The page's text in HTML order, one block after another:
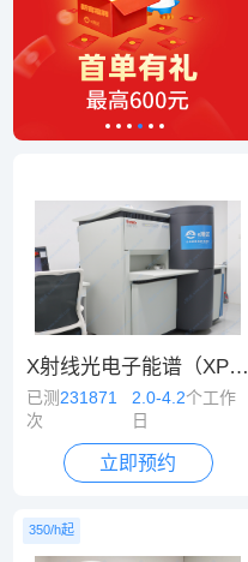
X射线光电子能谱（XPS）
已测231871
次
2.0-4.2个工作
日
立即预约
350/h起